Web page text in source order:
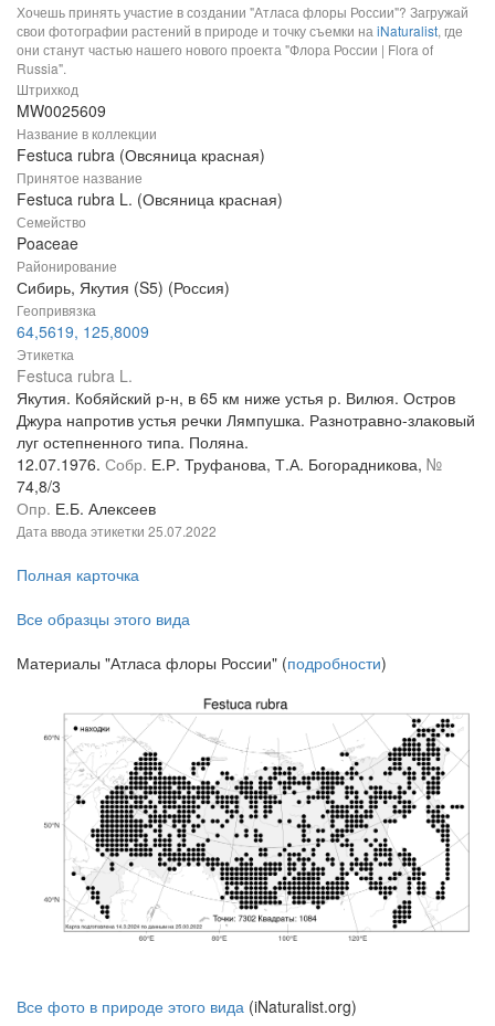
Хочешь принять участие в создании "Атласа флоры России"? Загружай
свои фотографии растений в природе и точку съемки на iNaturalist, где
они станут частью нашего нового проекта "Флора России | Flora of
Russia".
Штрихкод
MW0025609
Название в коллекции
Festuca rubra (Овсяница красная)
Принятое название
Festuca rubra L. (Овсяница красная)
Семейство
Poaceae
Районирование
Сибирь, Якутия (S5) (Россия)
Геопривязка
64,5619, 125,8009
Этикетка
Festuca rubra L.
Якутия. Кобяйский р-н, в 65 км ниже устья р. Вилюя. Остров
Джура напротив устья речки Лямпушка. Разнотравно-злаковый
луг остепненного типа. Поляна.
12.07.1976. Собр. Е.Р. Труфанова, Т.А. Богорадникова, №
74,8/3
Опр. Е.Б. Алексеев
Дата ввода этикетки 25.07.2022
Полная карточка
Все образцы этого вида
Материалы "Атласа флоры России" (подробности)
Все фото в природе этого вида (iNaturalist.org)